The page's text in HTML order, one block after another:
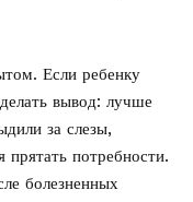
Если ребенку
вывод: лучше
за слезы,
прятать потребности.
болезненных